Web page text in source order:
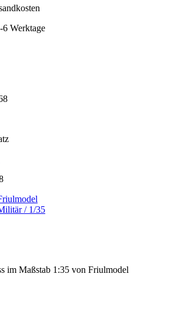
Werktage
/ 1/35
im Maßstab 1:35 von Friulmodel